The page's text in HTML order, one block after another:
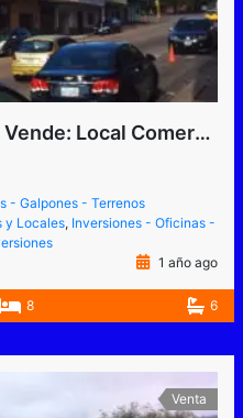
Grupo Inter Inmobiliaria Vende: Local Comercial La Concordia
- Galpones - Terrenos
y Locales, Inversiones - Oficinas -
1 año ago
8 6
Venta